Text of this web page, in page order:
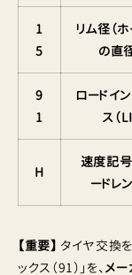
1
5
リム径（
の直
9
1
ロードイ
ス（LI
H
速度記号
ードレ
【重要】 タイヤ交換を
ックス（91）」を、メ